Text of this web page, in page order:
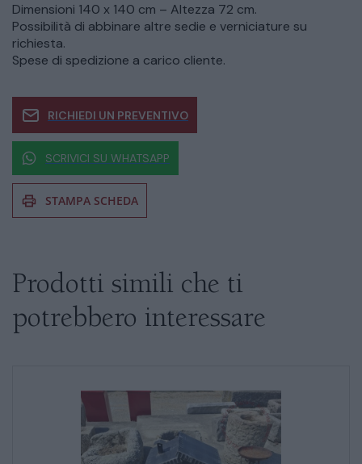
Dimensioni 140 x 140 cm – Altezza 72 cm.
Possibilità di abbinare altre sedie e verniciature su
richiesta.
Spese di spedizione a carico cliente.
RICHIEDI UN PREVENTIVO
SCRIVICI SU WHATSAPP
STAMPA SCHEDA
esitate a chiedere informazioni
Prodotti simili che ti
potrebbero interessare